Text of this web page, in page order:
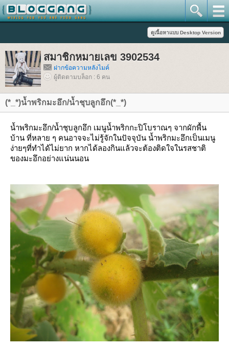
สมาชิกหมายเลข 3902534
ฝากข้อความหลังไมค์
ผู้ติดตามบล็อก : 6 คน
(*_*)น้ำพริกมะอึก/น้ำชุบลูกอึก(*_*)
น้ำพริกมะอึก/น้ำชุบลูกอึก เมนูน้ำพริกกะปิโบราณๆ จากผักพื้น
บ้าน ที่หลาย ๆ คนอาจจะไม่รู้จักในปัจจุบัน น้ำพริกมะอึกเป็นเมนู
ง่ายๆที่ทำได้ไม่ยาก หากได้ลองกินแล้วจะต้องติดใจในรสชาติ
ของมะอึกอย่างแน่นนอน